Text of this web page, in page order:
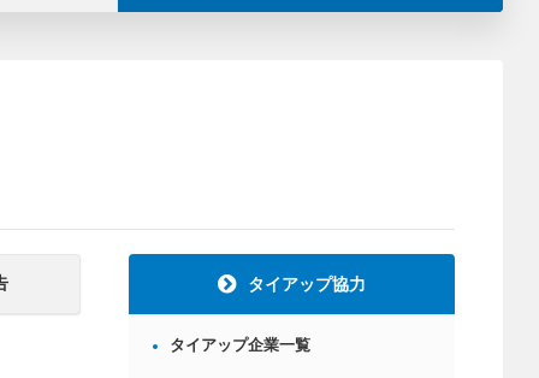
タイアップ協力
タイアップ企業一覧